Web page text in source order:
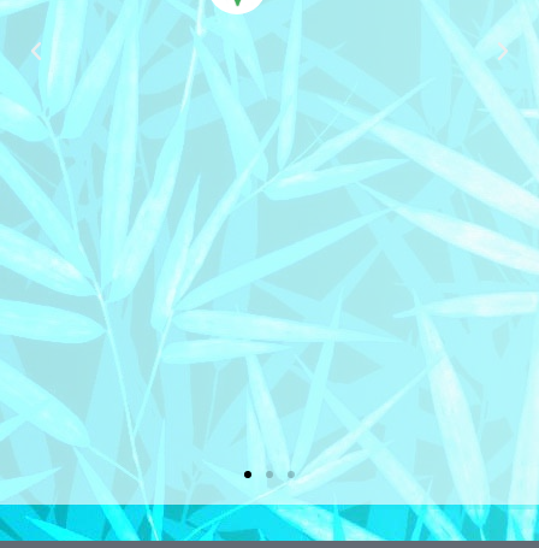
concerne le massage, tout était
parfait car Aline sait parfaitement
adapter la pression adéquate sur le
corps + la petite musique
d'ambiance. Nous avons tellement
aimé le moment que nous avons pris
un abonnement 6h de massages ! A
très vite Aline et encore merci ! J&C